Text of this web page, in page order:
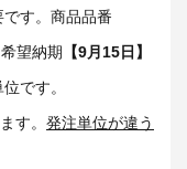
す。商品品番
希望納期 【9月15日】
です。
す。 発注単位が違う